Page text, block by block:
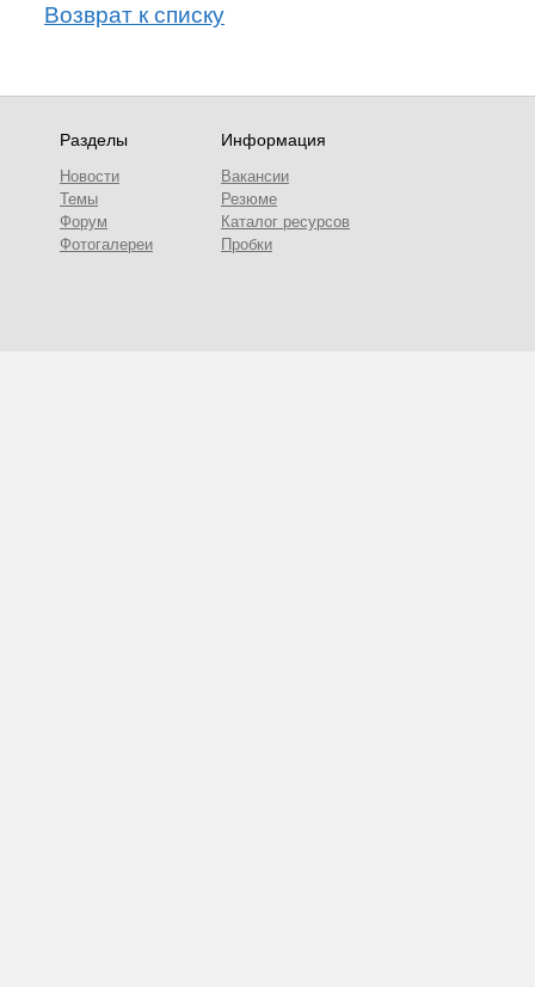
Возврат к списку
Разделы
Новости
Темы
Форум
Фотогалереи
Информация
Вакансии
Резюме
Каталог ресурсов
Пробки